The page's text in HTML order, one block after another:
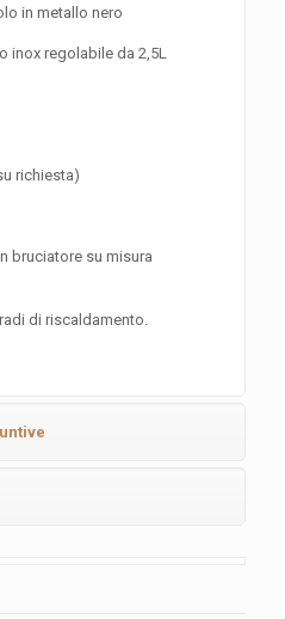
in metallo nero
inox regolabile da 2,5L
richiesta)
bruciatore su misura
di riscaldamento.